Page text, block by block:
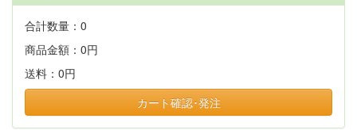
合計数量： 0
商品金額： 0円
送料： 0円
カート確認･発注